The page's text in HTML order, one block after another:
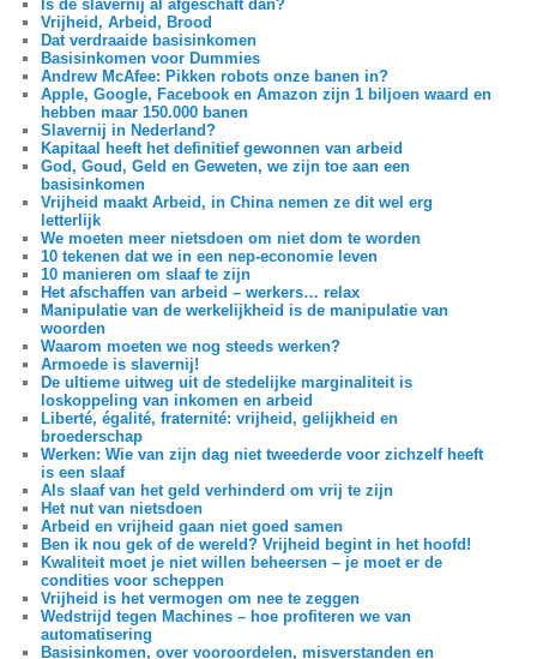
Is de slavernij al afgeschaft dan?
Vrijheid, Arbeid, Brood
Dat verdraaide basisinkomen
Basisinkomen voor Dummies
Andrew McAfee: Pikken robots onze banen in?
Apple, Google, Facebook en Amazon zijn 1 biljoen waard en
hebben maar 150.000 banen
Slavernij in Nederland?
Kapitaal heeft het definitief gewonnen van arbeid
God, Goud, Geld en Geweten, we zijn toe aan een
basisinkomen
Vrijheid maakt Arbeid, in China nemen ze dit wel erg
letterlijk
We moeten meer nietsdoen om niet dom te worden
10 tekenen dat we in een nep-economie leven
10 manieren om slaaf te zijn
Het afschaffen van arbeid – werkers… relax
Manipulatie van de werkelijkheid is de manipulatie van
woorden
Waarom moeten we nog steeds werken?
Armoede is slavernij!
De ultieme uitweg uit de stedelijke marginaliteit is
loskoppeling van inkomen en arbeid
Liberté, égalité, fraternité: vrijheid, gelijkheid en
broederschap
Werken: Wie van zijn dag niet tweederde voor zichzelf heeft
is een slaaf
Als slaaf van het geld verhinderd om vrij te zijn
Het nut van nietsdoen
Arbeid en vrijheid gaan niet goed samen
Ben ik nou gek of de wereld? Vrijheid begint in het hoofd!
Kwaliteit moet je niet willen beheersen – je moet er de
condities voor scheppen
Vrijheid is het vermogen om nee te zeggen
Wedstrijd tegen Machines – hoe profiteren we van
automatisering
Basisinkomen, over vooroordelen, misverstanden en